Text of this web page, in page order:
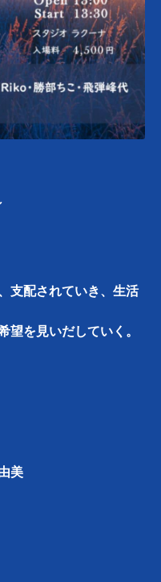
支配されていき、生活
望を見いだしていく。
美